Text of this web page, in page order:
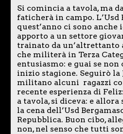
Si comincia a tavola, ma
faticherà in campo. L’Usd
quest’anno ci sono anche
apporto a un settore
trainato da un’altrettanto
che militerà in Terza
entusiasmo: e guai se non
inizio stagione. Seguirò la
militano alcuni ragazzi
recente esperienza di
a tavola, si diceva: e allora
la cena dell’Usd
Repubblica. Buon cibo,
non, nel senso che tutti